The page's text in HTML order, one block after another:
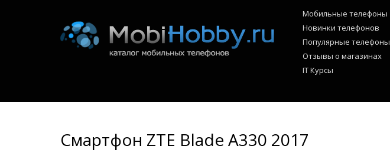
Мобильные телефоны
Новинки телефонов
Популярные телефоны
Отзывы о магазинах
IT Курсы
Смартфон ZTE Blade A330 2017